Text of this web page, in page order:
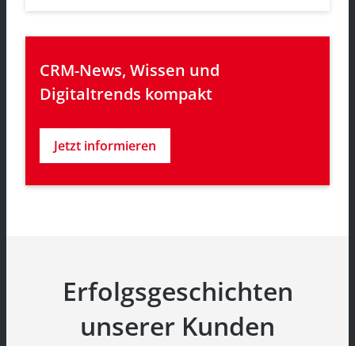
CRM-News, Wissen und
Digitaltrends kompakt
Jetzt informieren
Erfolgsgeschichten
unserer Kunden